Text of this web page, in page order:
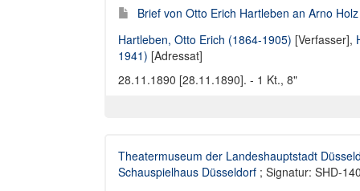
Brief von Otto Erich Hartleben an Arno
Hartleben, Otto Erich (1864-1905) [Verfasser],
1941) [Adressat]
28.11.1890 [28.11.1890]. - 1 Kt., 8"
Theatermuseum der Landeshauptstadt
Schauspielhaus Düsseldorf ; Signatur: SHD-